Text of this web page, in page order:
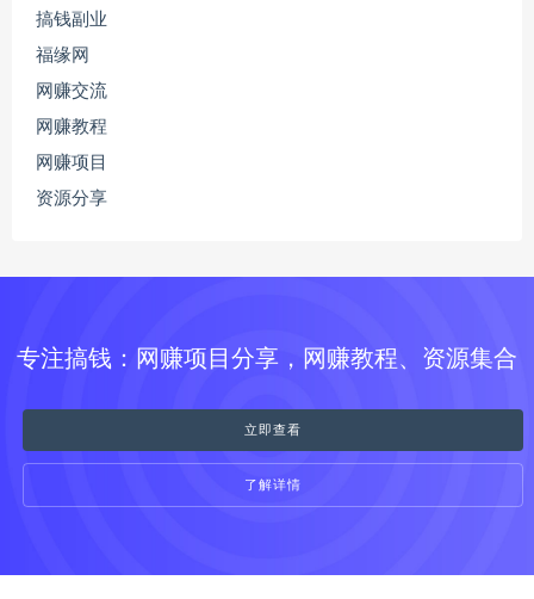
搞钱副业
福缘网
网赚交流
网赚教程
网赚项目
资源分享
专注搞钱：网赚项目分享，网赚教程、资源集合
立即查看
了解详情